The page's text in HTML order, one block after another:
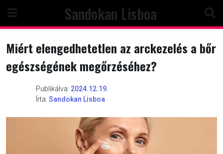
content
Sandokan Lisboa
Miért elengedhetetlen az arckezelés a bőr
egészségének megőrzéséhez?
Publikálva: 2024.12.19.
Írta: Sandokan Lisboa